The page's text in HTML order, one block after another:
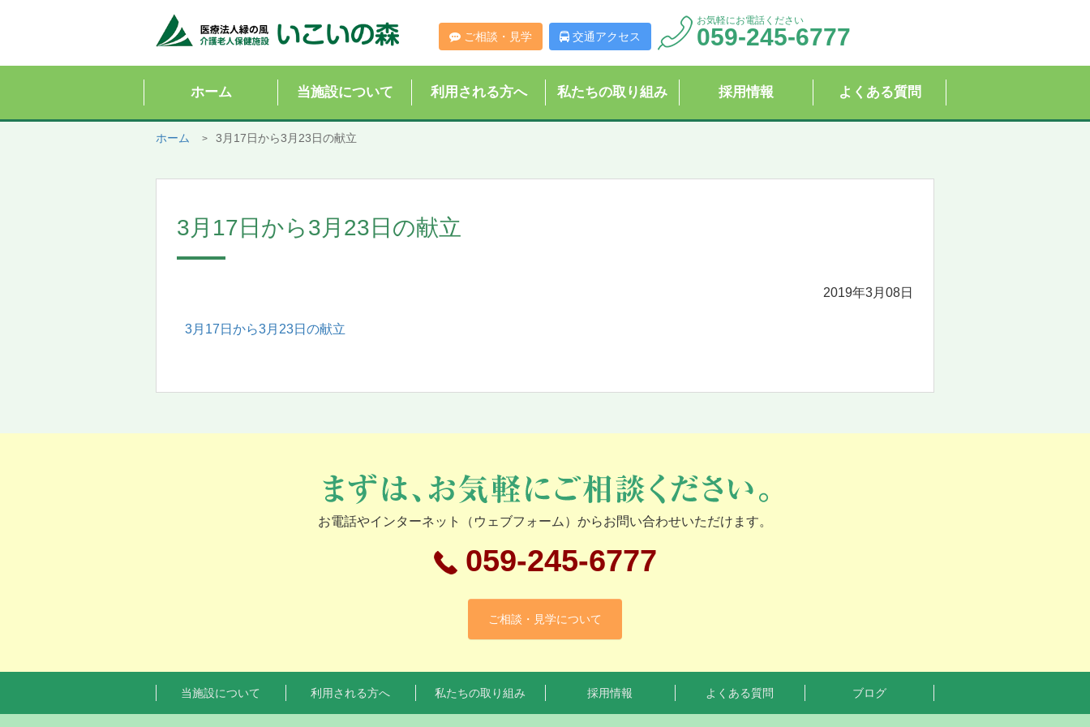
ご相談・見学 交通アクセス
お気軽にお電話ください
059-245-6777
ホーム 当施設について 利用される方へ 私たちの取り組み 採用情報 よくある質問
ホーム 3月17日から3月23日の献立
3月17日から3月23日の献立
2019年3月08日
3月17日から3月23日の献立
お電話やインターネット（ウェブフォーム）からお問い合わせいただけます。
059-245-6777
ご相談・見学について
当施設について 利用される方へ 私たちの取り組み 採用情報 よくある質問 ブログ